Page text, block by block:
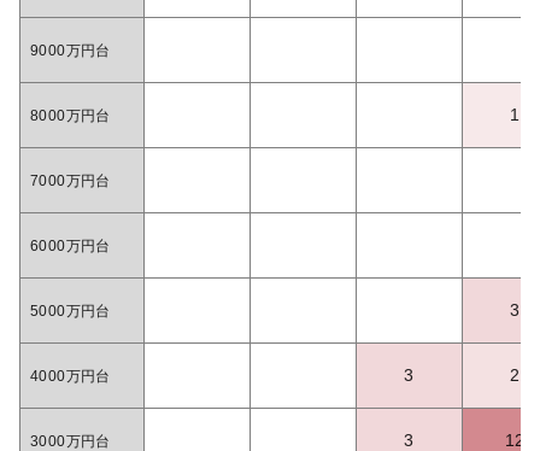
9000万円台
8000万円台 1
7000万円台
6000万円台
5000万円台 3
4000万円台 3 2
3000万円台 3 12